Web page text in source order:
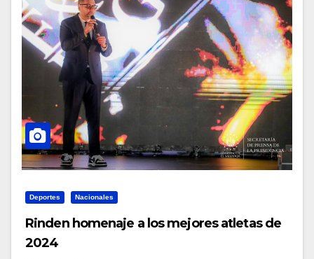
Deportes Nacionales
Rinden homenaje a los mejores atletas de
2024